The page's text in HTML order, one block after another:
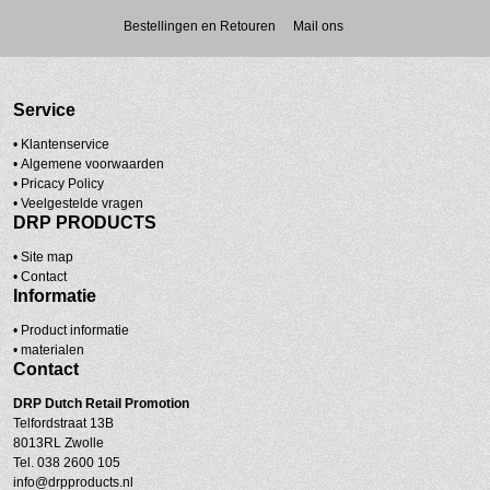
Bestellingen en Retouren Mail ons
Service
• Klantenservice
• Algemene voorwaarden
• Pricacy Policy
• Veelgestelde vragen
DRP PRODUCTS
• Site map
• Contact
Informatie
• Product informatie
• materialen
Contact
DRP Dutch Retail Promotion
Telfordstraat 13B
8013RL Zwolle
Tel. 038 2600 105
info@drpproducts.nl